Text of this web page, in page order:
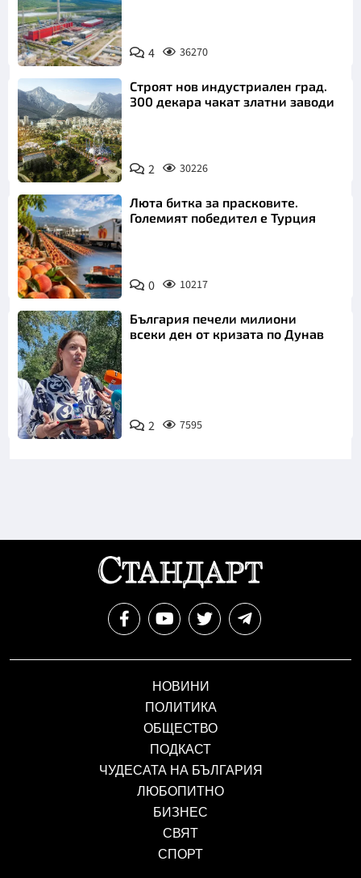
4 36270
Строят нов индустриален град.
300 декара чакат златни заводи
2 30226
Люта битка за прасковите.
Големият победител е Турция
0 10217
Снимка: БТА
България печели милиони
всеки ден от кризата по Дунав
2 7595
НОВИНИ
ПОЛИТИКА
ОБЩЕСТВО
ПОДКАСТ
ЧУДЕСАТА НА БЪЛГАРИЯ
ЛЮБОПИТНО
БИЗНЕС
СВЯТ
СПОРТ